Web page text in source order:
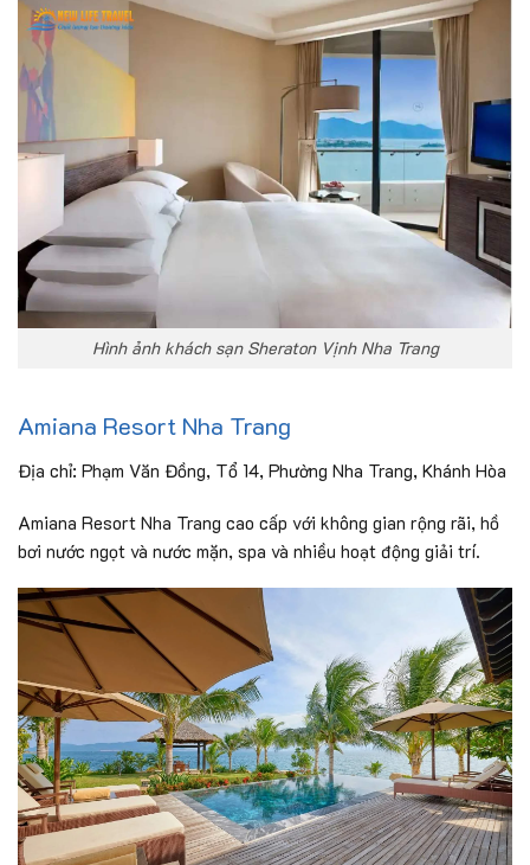
Hình ảnh khách sạn Sheraton Vịnh Nha Trang
Amiana Resort Nha Trang
Địa chỉ: Phạm Văn Đồng, Tổ 14, Phường Nha Trang, Khánh Hòa
Amiana Resort Nha Trang cao cấp với không gian rộng rãi, hồ
bơi nước ngọt và nước mặn, spa và nhiều hoạt động giải trí.